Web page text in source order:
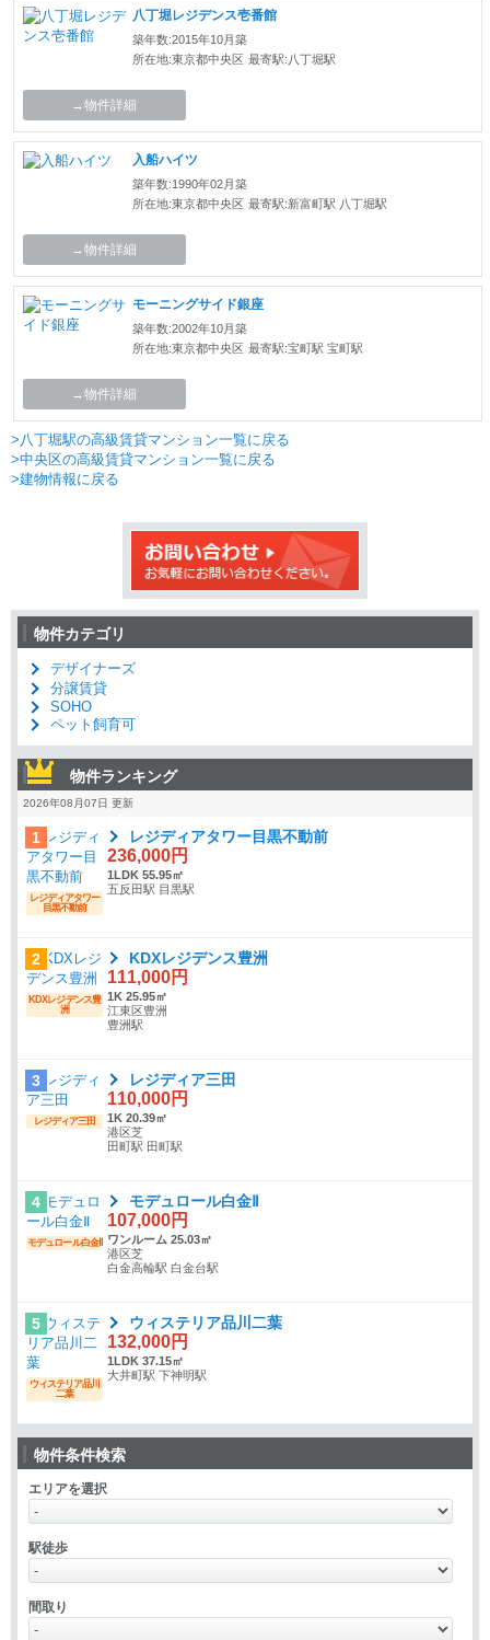
八丁堀レジデンス壱番館
築年数:2015年10月築
所在地:東京都中央区 最寄駅:八丁堀駅
→物件詳細
入船ハイツ
築年数:1990年02月築
所在地:東京都中央区 最寄駅:新富町駅 八丁堀駅
→物件詳細
モーニングサイド銀座
築年数:2002年10月築
所在地:東京都中央区 最寄駅:宝町駅 宝町駅
→物件詳細
>八丁堀駅の高級賃貸マンション一覧に戻る
>中央区の高級賃貸マンション一覧に戻る
>建物情報に戻る
物件カテゴリ
デザイナーズ
分譲賃貸
SOHO
ペット飼育可
物件ランキング
2026年08月07日 更新
1
レジディアタワー
目黒不動前
レジディアタワー目黒不動前
236,000円
1LDK 55.95㎡
五反田駅 目黒駅
2
KDXレジデンス豊
洲
KDXレジデンス豊洲
111,000円
1K 25.95㎡
江東区豊洲
豊洲駅
3
レジディア三田
レジディア三田
110,000円
1K 20.39㎡
港区芝
田町駅 田町駅
4
モデュロール白金Ⅱ
モデュロール白金Ⅱ
107,000円
ワンルーム 25.03㎡
港区芝
白金高輪駅 白金台駅
5
ウィステリア品川
二葉
ウィステリア品川二葉
132,000円
1LDK 37.15㎡
大井町駅 下神明駅
物件条件検索
エリアを選択
駅徒歩
間取り